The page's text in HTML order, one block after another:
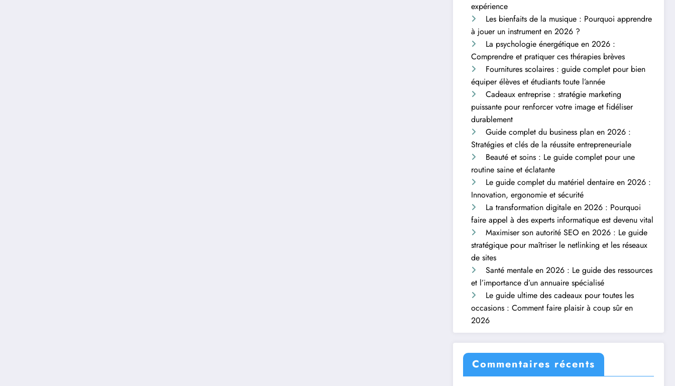
expérience
Les bienfaits de la musique : Pourquoi apprendre
à jouer un instrument en 2026 ?
La psychologie énergétique en 2026 :
Comprendre et pratiquer ces thérapies brèves
Fournitures scolaires : guide complet pour bien
équiper élèves et étudiants toute l’année
Cadeaux entreprise : stratégie marketing
puissante pour renforcer votre image et fidéliser
durablement
Guide complet du business plan en 2026 :
Stratégies et clés de la réussite entrepreneuriale
Beauté et soins : Le guide complet pour une
routine saine et éclatante
Le guide complet du matériel dentaire en 2026 :
Innovation, ergonomie et sécurité
La transformation digitale en 2026 : Pourquoi
faire appel à des experts informatique est devenu vital
Maximiser son autorité SEO en 2026 : Le guide
stratégique pour maîtriser le netlinking et les réseaux
de sites
Santé mentale en 2026 : Le guide des ressources
et l’importance d’un annuaire spécialisé
Le guide ultime des cadeaux pour toutes les
occasions : Comment faire plaisir à coup sûr en
2026
Commentaires récents